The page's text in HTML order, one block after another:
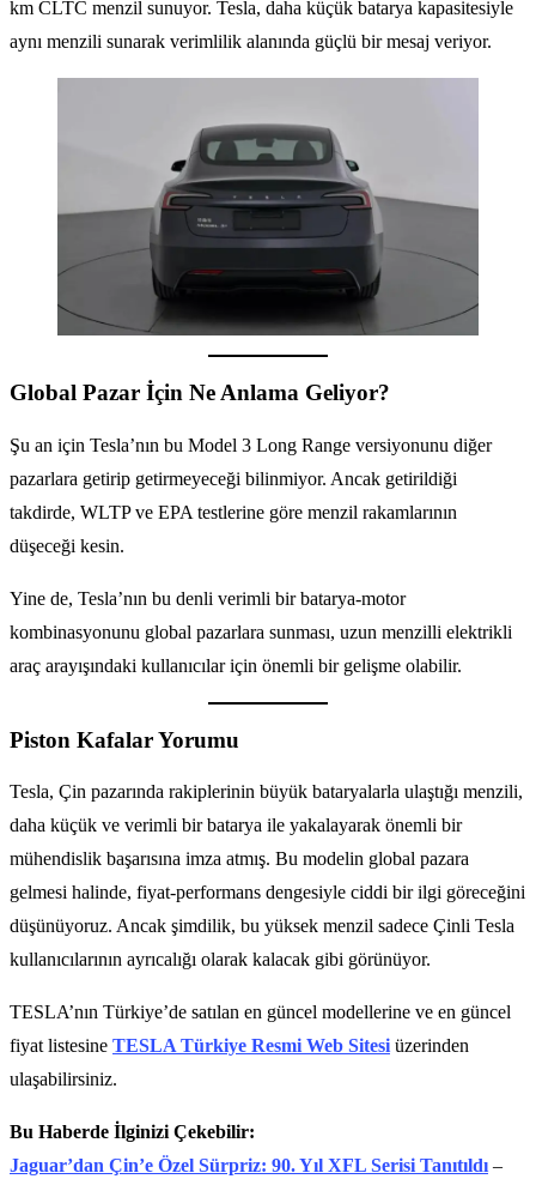
km CLTC menzil sunuyor. Tesla, daha küçük batarya kapasitesiyle
aynı menzili sunarak verimlilik alanında güçlü bir mesaj veriyor.
Global Pazar İçin Ne Anlama Geliyor?
Şu an için Tesla’nın bu Model 3 Long Range versiyonunu diğer
pazarlara getirip getirmeyeceği bilinmiyor. Ancak getirildiği
takdirde, WLTP ve EPA testlerine göre menzil rakamlarının
düşeceği kesin.
Yine de, Tesla’nın bu denli verimli bir batarya-motor
kombinasyonunu global pazarlara sunması, uzun menzilli elektrikli
araç arayışındaki kullanıcılar için önemli bir gelişme olabilir.
Piston Kafalar Yorumu
Tesla, Çin pazarında rakiplerinin büyük bataryalarla ulaştığı menzili,
daha küçük ve verimli bir batarya ile yakalayarak önemli bir
mühendislik başarısına imza atmış. Bu modelin global pazara
gelmesi halinde, fiyat-performans dengesiyle ciddi bir ilgi göreceğini
düşünüyoruz. Ancak şimdilik, bu yüksek menzil sadece Çinli Tesla
kullanıcılarının ayrıcalığı olarak kalacak gibi görünüyor.
TESLA’nın Türkiye’de satılan en güncel modellerine ve en güncel
fiyat listesine TESLA Türkiye Resmi Web Sitesi üzerinden
ulaşabilirsiniz.
Bu Haberde İlginizi Çekebilir:
Jaguar’dan Çin’e Özel Sürpriz: 90. Yıl XFL Serisi Tanıtıldı –